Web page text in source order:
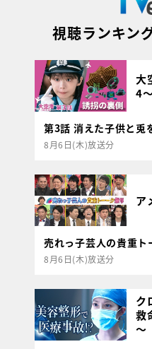
視聴ランキン
大
4
第3話 消えた子供と兎
8月6日(木)放送分
ア
売れっ子芸人の貴重ト
8月6日(木)放送分
ク
救
～